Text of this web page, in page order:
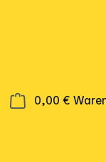
0,00 €